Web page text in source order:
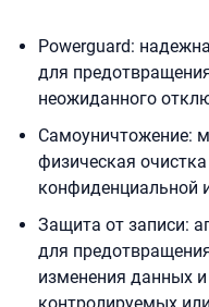
Powerguard:
для
неожиданного
Самоуничтожение:
физическая
конфиденциальной
Защита от записи:
для
изменения данных и